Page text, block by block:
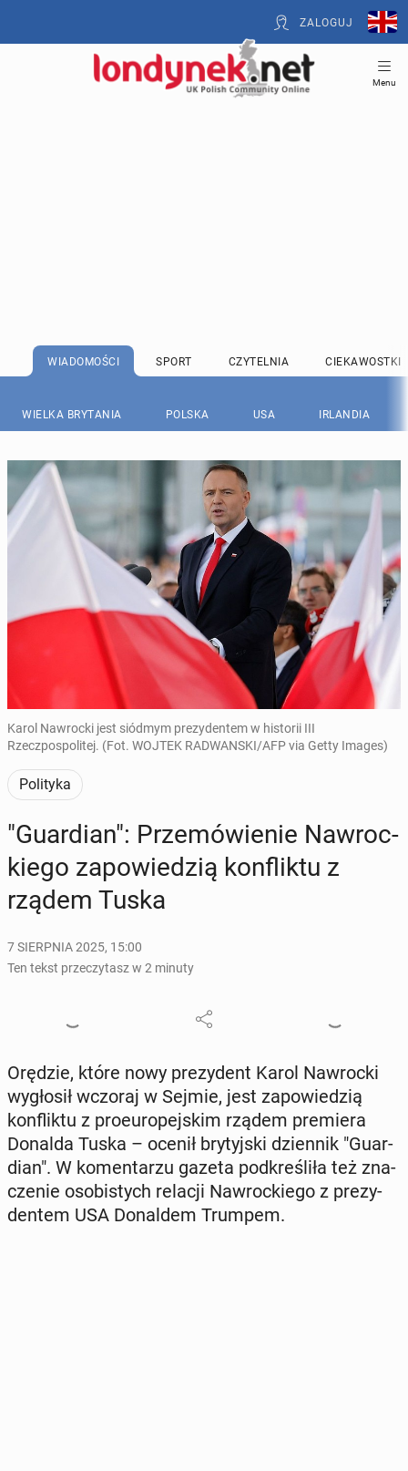
ZALOGUJ
Menu
WIADOMOŚCI SPORT CZYTELNIA CIEKAWOSTKI
WIELKA BRYTANIA POLSKA USA IRLANDIA
Karol Nawrocki jest siódmym prezydentem w historii III
Rzeczpospolitej. (Fot. WOJTEK RADWANSKI/AFP via Getty Images)
Polityka
"Gu­ar­dian": Prze­mó­wie­nie Na­wroc­
kie­go za­po­wie­dzią kon­flik­tu z
rządem Tuska
7 SIERPNIA 2025, 15:00
Ten tekst przeczytasz w 2 minuty
Orędzie, które nowy pre­zy­dent Karol Na­wroc­ki
wy­gło­sił wczoraj w Sejmie, jest za­po­wie­dzią
kon­flik­tu z pro­eu­ro­pej­skim rządem pre­mie­ra
Donalda Tuska – ocenił bry­tyj­ski dzien­nik "Gu­ar­
dian". W ko­men­ta­rzu gazeta pod­kre­śli­ła też zna­
cze­nie oso­bi­stych relacji Na­wroc­kie­go z pre­zy­
den­tem USA Do­nal­dem Trumpem.